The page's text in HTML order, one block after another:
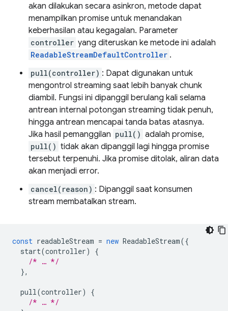
akan dilakukan secara asinkron, metode dapat
menampilkan promise untuk menandakan
keberhasilan atau kegagalan. Parameter
controller yang diteruskan ke metode ini adalah
ReadableStreamDefaultController .
pull(controller) : Dapat digunakan untuk
mengontrol streaming saat lebih banyak chunk
diambil. Fungsi ini dipanggil berulang kali selama
antrean internal potongan streaming tidak penuh,
hingga antrean mencapai tanda batas atasnya.
Jika hasil pemanggilan pull() adalah promise,
pull() tidak akan dipanggil lagi hingga promise
tersebut terpenuhi. Jika promise ditolak, aliran data
akan menjadi error.
cancel(reason) : Dipanggil saat konsumen
stream membatalkan stream.
const readableStream = new ReadableStream({
start(controller)
{
/* … */
},
pull(controller)
{
/* … */